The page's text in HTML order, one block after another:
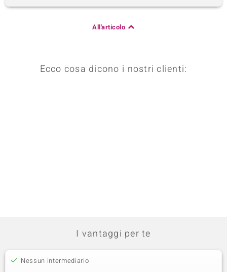
All'articolo
Ecco cosa dicono i nostri clienti:
I vantaggi per te
Nessun intermediario